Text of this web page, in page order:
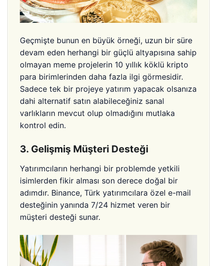
Geçmişte bunun en büyük örneği, uzun bir süre
devam eden herhangi bir güçlü altyapısına sahip
olmayan meme projelerin 10 yıllık köklü kripto
para birimlerinden daha fazla ilgi görmesidir.
Sadece tek bir projeye yatırım yapacak olsanıza
dahi alternatif satın alabileceğiniz sanal
varlıkların mevcut olup olmadığını mutlaka
kontrol edin.
3. Gelişmiş Müşteri Desteği
Yatırımcıların herhangi bir problemde yetkili
isimlerden fikir alması son derece doğal bir
adımdır. Binance, Türk yatırımcılara özel e-mail
desteğinin yanında 7/24 hizmet veren bir
müşteri desteği sunar.